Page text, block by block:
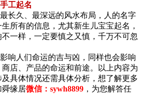
工起名
长久、最深远的风水布局，人的名字
所有的信息，尤其新生儿宝宝起名，
一样，一定要慎之又慎，千万不可忽
响人们命运的吉与凶，同样也会影响
店、产品的命运和前途。以上内容为
具体情况还需具体分析，想了解更多
舜缘居微信：sywh8899 ，为您解答任